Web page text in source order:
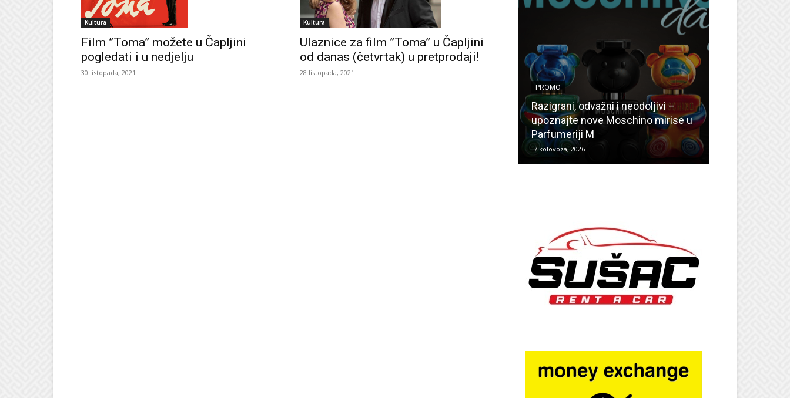
Kultura
Film ”Toma” možete u Čapljini
pogledati i u nedjelju
30 listopada, 2021
Kultura
Ulaznice za film ”Toma” u Čapljini
od danas (četvrtak) u pretprodaji!
28 listopada, 2021
PROMO
Razigrani, odvažni i neodoljivi –
upoznajte nove Moschino mirise u
Parfumeriji M
7 kolovoza, 2026